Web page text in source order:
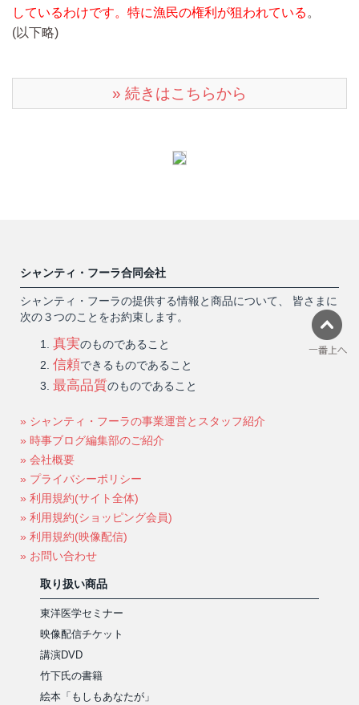
しているわけです。特に漁民の権利が狙われている 。
(以下略)
» 続きはこちらから
シャンティ・フーラ合同会社
シャンティ・フーラの提供する情報と商品について、 皆さまに
次の３つのことをお約束します。
真実のものであること
信頼できるものであること
最高品質のものであること
» シャンティ・フーラの事業運営とスタッフ紹介
» 時事ブログ編集部のご紹介
» 会社概要
» プライバシーポリシー
» 利用規約(サイト全体)
» 利用規約(ショッピング会員)
» 利用規約(映像配信)
» お問い合わせ
取り扱い商品
東洋医学セミナー
映像配信チケット
講演DVD
竹下氏の書籍
絵本「もしもあなたが」